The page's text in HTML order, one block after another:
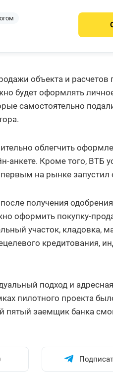
объекта и расчетов
будет оформлять
самостоятельно
облегчить
анкете. Кроме того, ВТБ
на рынке запустил
получения
оформить покупку-
участок, кладовка,
кредитования,
подход и
пилотного проекта
заемщик банка